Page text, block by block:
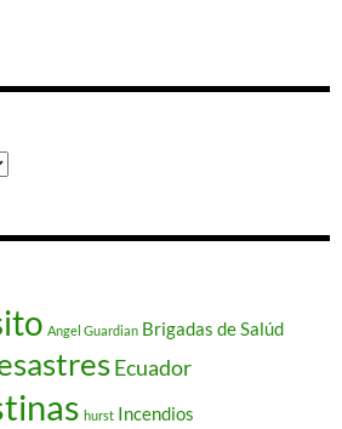
Angel Guardian Brigadas de Salúd
Ecuador
hurst Incendios